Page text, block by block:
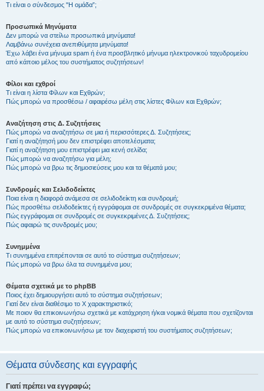
Τι είναι ο σύνδεσμος "Η ομάδα”;
Προσωπικά Μηνύματα
Δεν μπορώ να στείλω προσωπικά μηνύματα!
Λαμβάνω συνέχεια ανεπιθύμητα μηνύματα!
Έχω λάβει ένα μήνυμα spam ή ένα προσβλητικό μήνυμα ηλεκτρονικού ταχυδρομείου
από κάποιο μέλος του συστήματος συζητήσεων!
Φίλοι και εχθροί
Τι είναι η λίστα Φίλων και Εχθρών;
Πώς μπορώ να προσθέσω / αφαιρέσω μέλη στις λίστες Φίλων και Εχθρών;
Αναζήτηση στις Δ. Συζητήσεις
Πώς μπορώ να αναζητήσω σε μια ή περισσότερες Δ. Συζητήσεις;
Γιατί η αναζήτησή μου δεν επιστρέφει αποτελέσματα;
Γιατί η αναζήτηση μου επιστρέφει μια κενή σελίδα;
Πώς μπορώ να αναζητήσω για μέλη;
Πώς μπορώ να βρω τις δημοσιεύσεις μου και τα θέματά μου;
Συνδρομές και Σελιδοδείκτες
Ποια είναι η διαφορά ανάμεσα σε σελιδοδείκτη και συνδρομή;
Πώς προσθέτω σελιδοδείκτες ή εγγράφομαι σε συνδρομές σε συγκεκριμένα θέματα;
Πώς εγγράφομαι σε συνδρομές σε συγκεκριμένες Δ. Συζητήσεις;
Πώς αφαιρώ τις συνδρομές μου;
Συνημμένα
Τι συνημμένα επιτρέπονται σε αυτό το σύστημα συζητήσεων;
Πώς μπορώ να βρω όλα τα συνημμένα μου;
Θέματα σχετικά με το phpBB
Ποιος έχει δημιουργήσει αυτό το σύστημα συζητήσεων;
Γιατί δεν είναι διαθέσιμο το Χ χαρακτηριστικό;
Με ποιον θα επικοινωνήσω σχετικά με κατάχρηση ή/και νομικά θέματα που σχετίζονται
με αυτό το σύστημα συζητήσεων;
Πώς μπορώ να επικοινωνήσω με τον διαχειριστή του συστήματος συζητήσεων;
Θέματα σύνδεσης και εγγραφής
Γιατί πρέπει να εγγραφώ;